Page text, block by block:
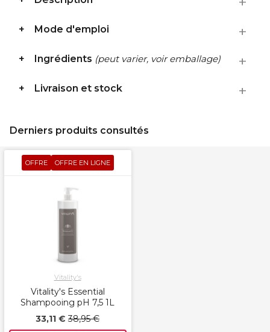
Mode d'emploi
Ingrédients (peut varier, voir emballage)
Livraison et stock
Derniers produits consultés
OFFRE OFFRE EN LIGNE
Vitality's
Vitality's Essential
Shampooing pH 7,5 1L
33,11 €38,95 €